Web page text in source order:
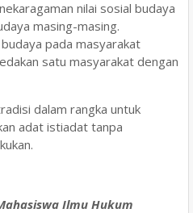
nilai sosial budaya
masing-masing.
pada masyarakat
satu masyarakat dengan
dalam rangka untuk
adat istiadat tanpa
Ilmu Hukum